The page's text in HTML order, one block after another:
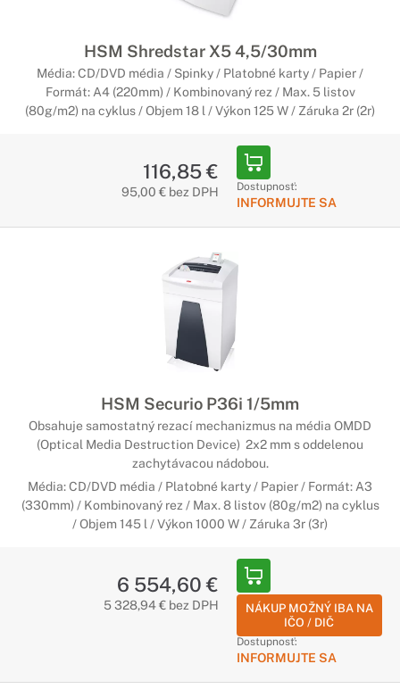
HSM Shredstar X5 4,5/30mm
Média: CD/DVD média / Spinky / Platobné karty / Papier /
Formát: A4 (220mm) / Kombinovaný rez / Max. 5 listov
(80g/m2) na cyklus / Objem 18 l / Výkon 125 W / Záruka 2r (2r)
116,85 €
95,00 € bez DPH Dostupnosť:
INFORMUJTE SA
HSM Securio P36i 1/5mm
Obsahuje samostatný rezací mechanizmus na média OMDD
(Optical Media Destruction Device) 2x2 mm s oddelenou
zachytávacou nádobou.
Média: CD/DVD média / Platobné karty / Papier / Formát: A3
(330mm) / Kombinovaný rez / Max. 8 listov (80g/m2) na cyklus
/ Objem 145 l / Výkon 1000 W / Záruka 3r (3r)
6 554,60 €
5 328,94 € bez DPH
NÁKUP MOŽNÝ IBA NA
IČO / DIČ
Dostupnosť:
INFORMUJTE SA